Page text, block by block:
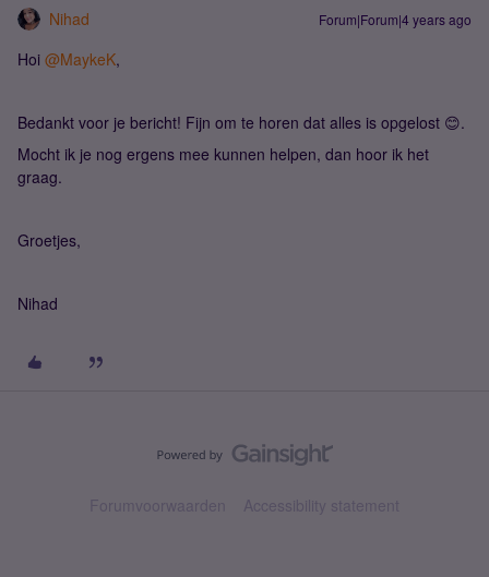
Nihad Forum|Forum|4 years ago
Hoi @MaykeK,
Bedankt voor je bericht! Fijn om te horen dat alles is opgelost 😊.
Mocht ik je nog ergens mee kunnen helpen, dan hoor ik het
graag.
Groetjes,
Nihad
Forumvoorwaarden Accessibility statement